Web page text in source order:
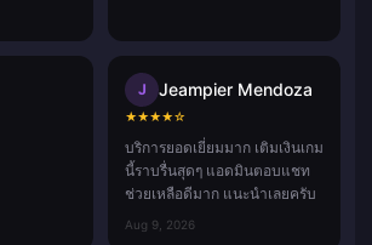
J Jeampier Mendoza
★★★★☆
บริการยอดเยี่ยมมาก เติมเงินเกม
นี้ราบรื่นสุดๆ แอดมินตอบแชท
ช่วยเหลือดีมาก แนะนำเลยครับ
Aug 9, 2026